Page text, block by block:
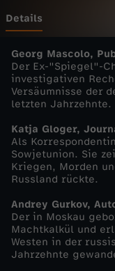
a
r
k
u
s
L
a
n
Details
Georg Mascolo,
Der Ex-"Spiegel"-
investigativen
Versäumnisse der
letzten Jahrzehnte.
Katja Gloger,
Als
Sowjetunion. Sie
Kriegen, Morden
Russland rückte.
Andrey Gurkov,
Der in Moskau
Machtkalkül und
Westen in der
Jahrzehnte